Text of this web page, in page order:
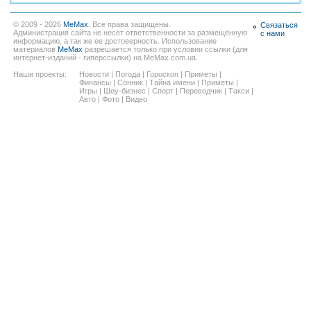
© 2009 - 2026 MeMax . Все права защищены.
Администрация сайта не несёт ответственности за размещённую
информацию, а так же ее достоверность. Использование
материалов MeMax разрешается только при условии ссылки (для
интернет-изданий - гиперссылки) на MeMax.com.ua.
Наши проекты:
Новости | Погода | Гороскоп | Приметы |
Финансы | Сонник | Тайна имени | Приметы |
Игры | Шоу-бизнес | Спорт | Переводчик | Такси |
Авто | Фото | Видео
Связаться
с нами